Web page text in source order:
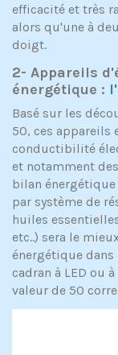
efficacité et très
alors qu'une à
doigt.
2- Appareils
énergétique :
Basé sur les
50, ces appareils
conductibilité
et notamment
bilan
par système de
huiles
etc..) sera le
énergétique
cadran à LED ou
valeur de 50